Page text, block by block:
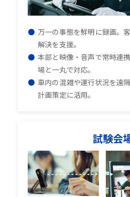
万一の事態を鮮明に録画。
解決を支援。
本部と映像・音声で常時連
場と一丸で対応。
車内の混雑や運行状況を遠
計画策定に活用。
試験会